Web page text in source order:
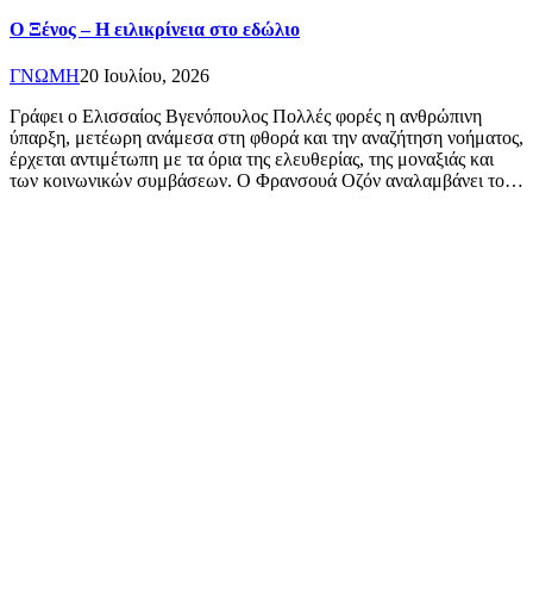
O Ξένος – Η ειλικρίνεια στο εδώλιο
ΓΝΩΜΗ20 Ιουλίου, 2026
Γράφει ο Ελισσαίος Βγενόπουλος Πολλές φορές η ανθρώπινη
ύπαρξη, μετέωρη ανάμεσα στη φθορά και την αναζήτηση νοήματος,
έρχεται αντιμέτωπη με τα όρια της ελευθερίας, της μοναξιάς και
των κοινωνικών συμβάσεων. Ο Φρανσουά Οζόν αναλαμβάνει το…